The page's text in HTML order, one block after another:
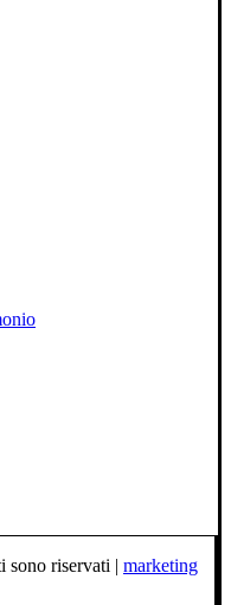
riservati | marketing